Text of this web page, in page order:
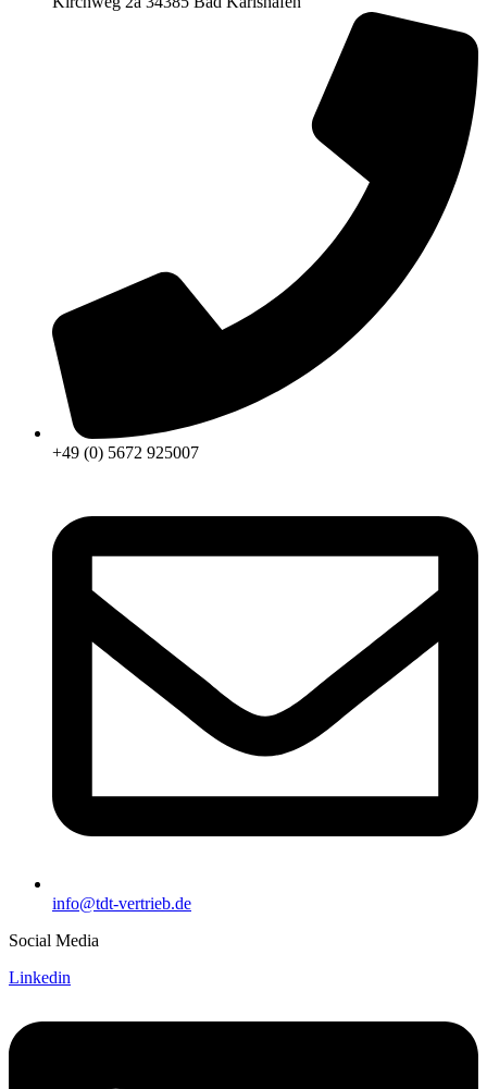
+49 (0) 5672 925007
info@tdt-vertrieb.de
Social Media
Linkedin